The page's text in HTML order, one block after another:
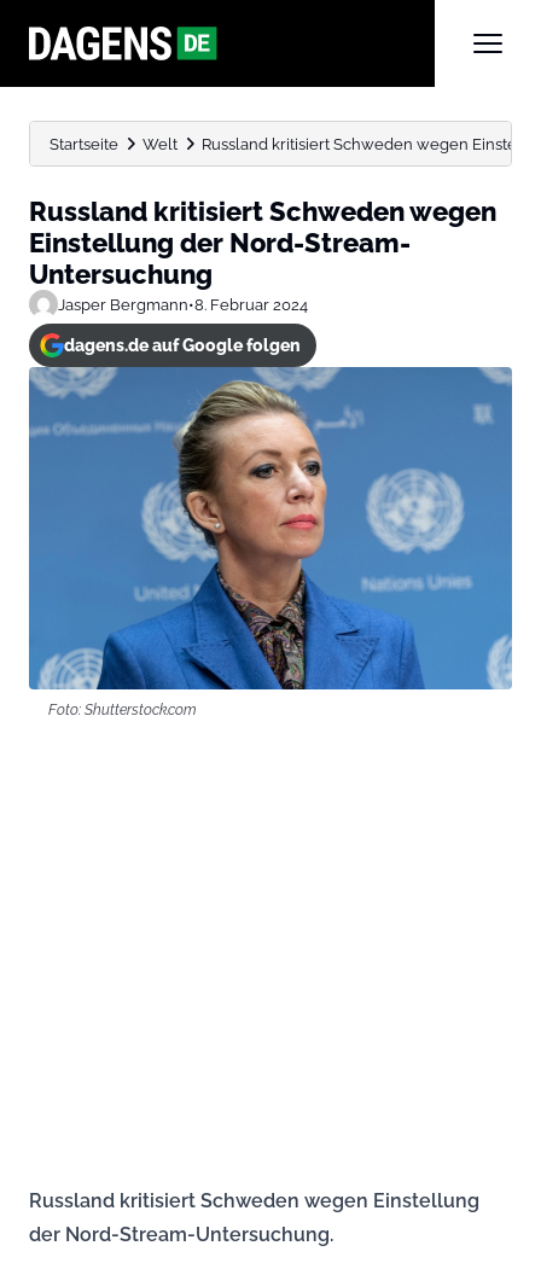
Startseite Welt Russland kritisiert Schweden wegen
Russland kritisiert Schweden wegen
Einstellung der Nord-Stream-
Untersuchung
Jasper Bergmann•8. Februar 2024
dagens.de auf Google folgen
Foto: Shutterstock.com
Russland kritisiert Schweden wegen Einstellung
der Nord-Stream-Untersuchung.